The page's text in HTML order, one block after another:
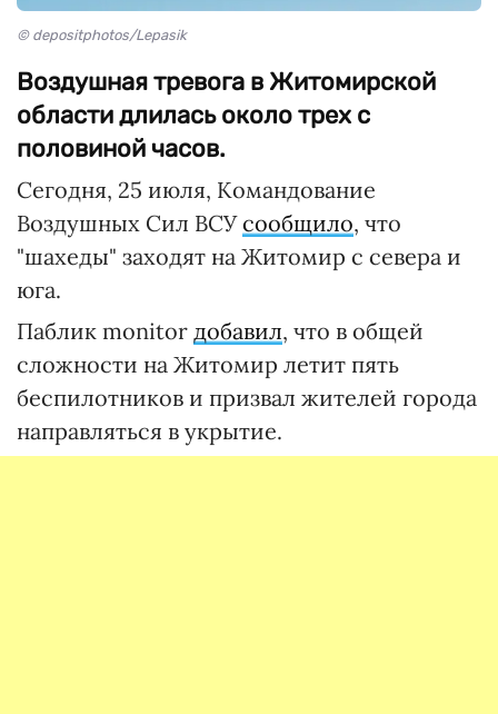
© depositphotos/Lepasik
Воздушная тревога в Житомирской
области длилась около трех с
половиной часов.
Сегодня, 25 июля, Командование
Воздушных Сил ВСУсообщило, что
"шахеды" заходят на Житомир с севера и
юга.
Паблик monitor добавил, что в общей
сложности на Житомир летит пять
беспилотников и призвал жителей города
направляться в укрытие.